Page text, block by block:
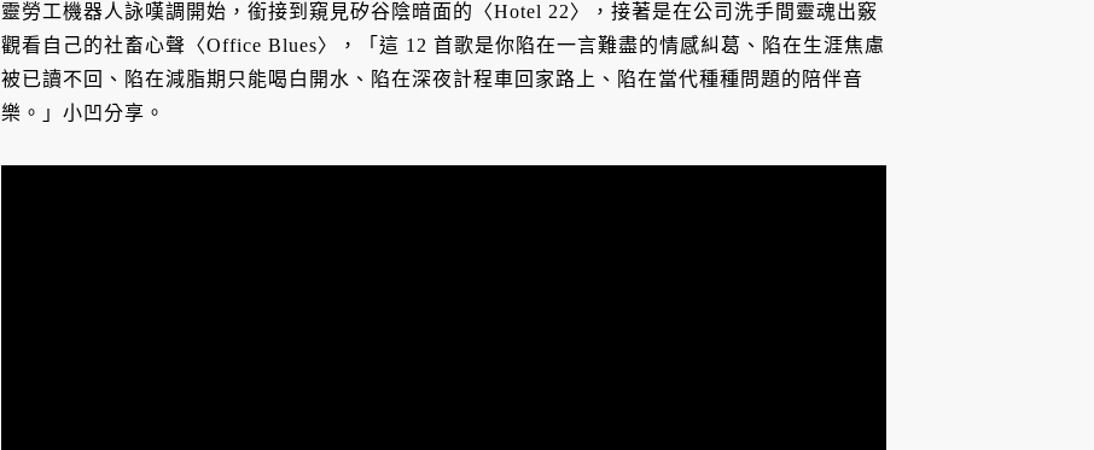
靈勞工機器人詠嘆調開始，銜接到窺見矽谷陰暗面的〈Hotel 22〉，接著是在公司洗手間靈魂出竅
觀看自己的社畜心聲〈Office Blues〉，「這 12 首歌是你陷在一言難盡的情感糾葛、陷在生涯焦慮
被已讀不回、陷在減脂期只能喝白開水、陷在深夜計程車回家路上、陷在當代種種問題的陪伴音
樂。」小凹分享。